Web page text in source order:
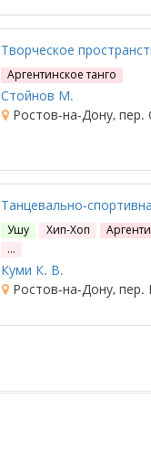
Творческое
Аргентинское танго
Стойнов М.
Ростов-на-Дону, пер.
Танцевально-
Ушу Хип-Хоп
…
Куми К. В.
Ростов-на-Дону, пер.